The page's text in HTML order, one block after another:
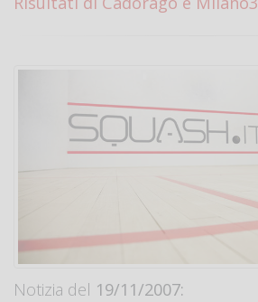
Notizia del 19/11/2007: